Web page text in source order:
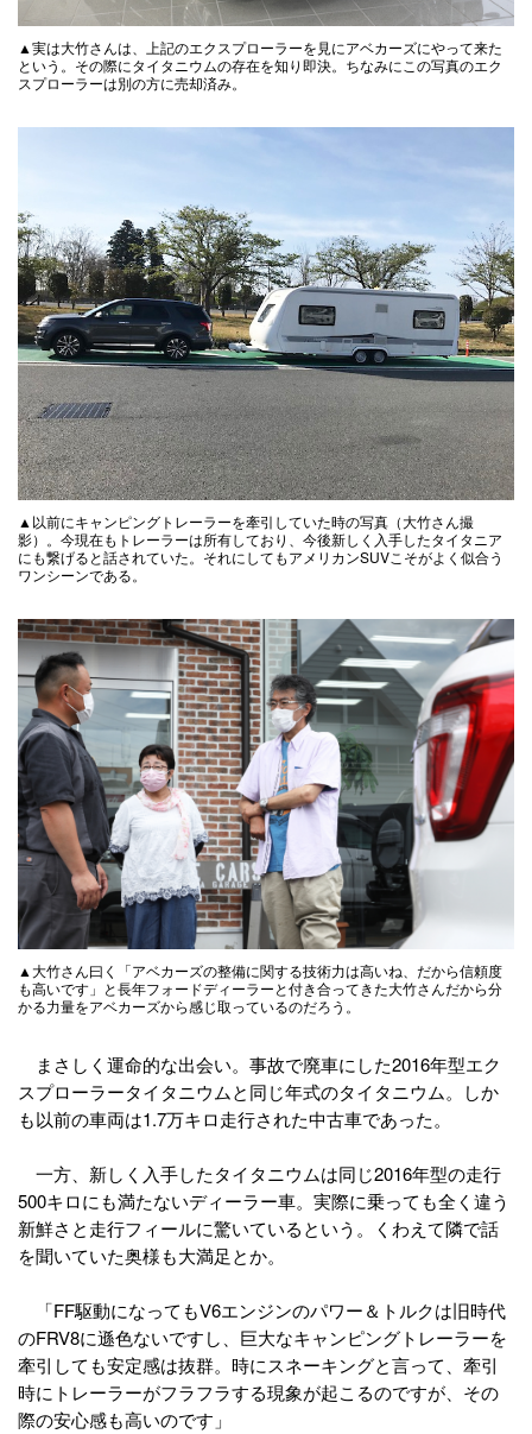
▲実は大竹さんは、上記のエクスプローラーを見にアベカーズにやって来た
という。その際にタイタニウムの存在を知り即決。ちなみにこの写真のエク
スプローラーは別の方に売却済み。
▲以前にキャンピングトレーラーを牽引していた時の写真（大竹さん撮
影）。今現在もトレーラーは所有しており、今後新しく入手したタイタニア
にも繋げると話されていた。それにしてもアメリカンSUVこそがよく似合う
ワンシーンである。
▲大竹さん曰く「アベカーズの整備に関する技術力は高いね、だから信頼度
も高いです」と長年フォードディーラーと付き合ってきた大竹さんだから分
かる力量をアベカーズから感じ取っているのだろう。
まさしく運命的な出会い。事故で廃車にした2016年型エク
スプローラータイタニウムと同じ年式のタイタニウム。しか
も以前の車両は1.7万キロ走行された中古車であった。
一方、新しく入手したタイタニウムは同じ2016年型の走行
500キロにも満たないディーラー車。実際に乗っても全く違う
新鮮さと走行フィールに驚いているという。くわえて隣で話
を聞いていた奥様も大満足とか。
「FF駆動になってもV6エンジンのパワー＆トルクは旧時代
のFRV8に遜色ないですし、巨大なキャンピングトレーラーを
牽引しても安定感は抜群。時にスネーキングと言って、牽引
時にトレーラーがフラフラする現象が起こるのですが、その
際の安心感も高いのです」